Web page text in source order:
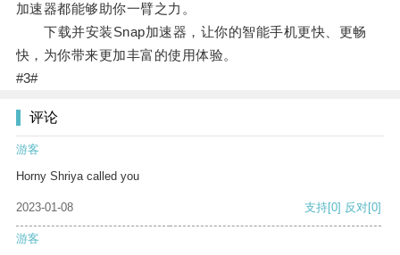
加速器都能够助你一臂之力。
下载并安装Snap加速器，让你的智能手机更快、更畅
快，为你带来更加丰富的使用体验。
#3#
评论
游客
Horny Shriya called you
2023-01-08 支持[0] 反对[0]
游客